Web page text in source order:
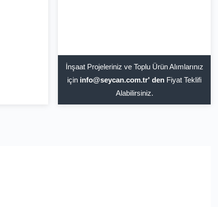
İnşaat Projeleriniz ve Toplu Ürün Alımlarınız
için info@seycan.com.tr' den Fiyat Teklifi
Alabilirsiniz.